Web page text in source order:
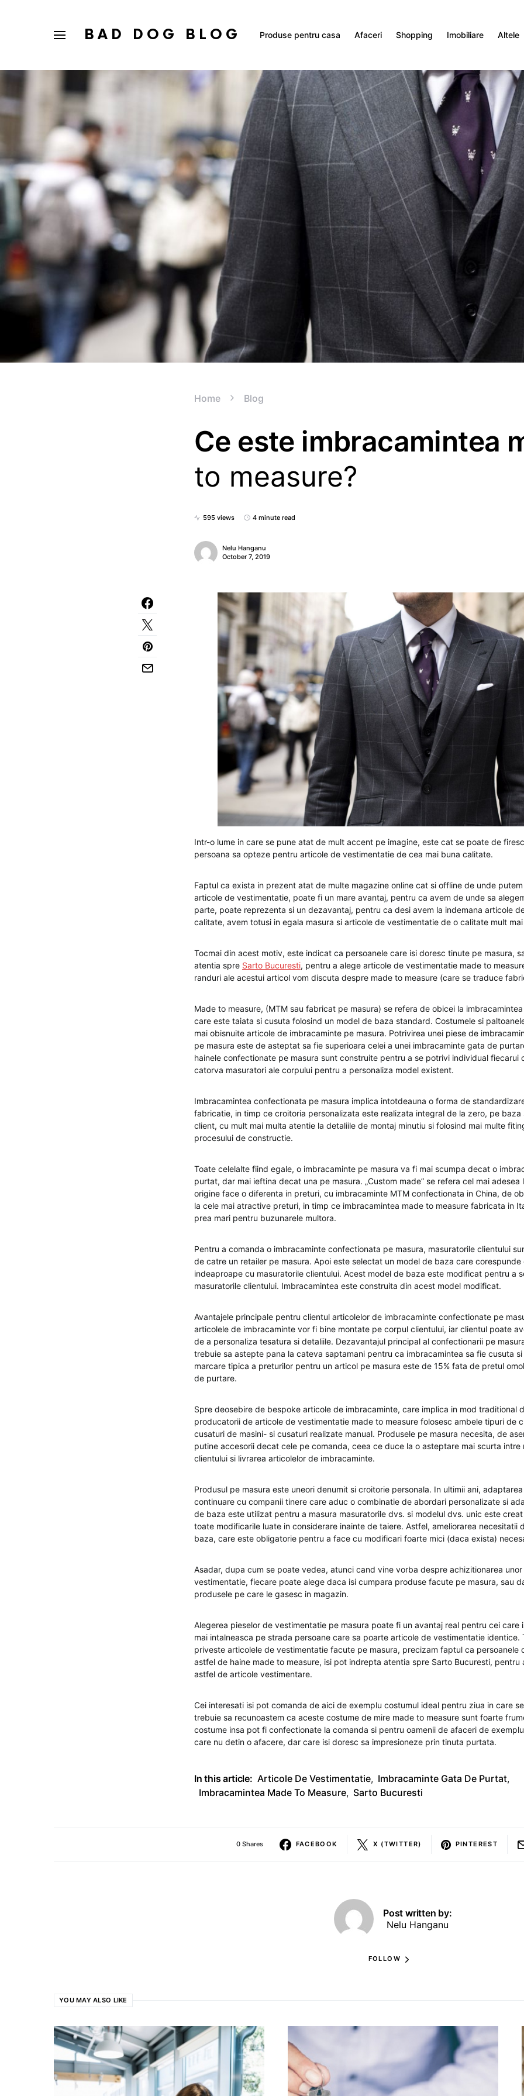
BAD DOG BLOG Produse pentru casa Afaceri Shopping Imobiliare Altele
Home Blog
Ce este imbracamintea
to measure?
595 views 4 minute read
Nelu Hanganu
October 7, 2019
Intr-o lume in care se pune atat de mult accent pe imagine, este cat se poate de
persoana sa opteze pentru articole de vestimentatie de cea mai buna calitate.
Faptul ca exista in prezent atat de multe magazine online cat si offline de unde
articole de vestimentatie, poate fi un mare avantaj, pentru ca avem de unde sa
parte, poate reprezenta si un dezavantaj, pentru ca desi avem la indemana articole
calitate, avem totusi in egala masura si articole de vestimentatie de o calitate mult
Tocmai din acest motiv, este indicat ca persoanele care isi doresc tinute pe masura,
atentia spre Sarto Bucuresti, pentru a alege articole de vestimentatie made to
randuri ale acestui articol vom discuta despre made to measure (care se traduce
Made to measure, (MTM sau fabricat pe masura) se refera de obicei la
care este taiata si cusuta folosind un model de baza standard. Costumele si
mai obisnuite articole de imbracaminte pe masura. Potrivirea unei piese de
pe masura este de asteptat sa fie superioara celei a unei imbracaminte gata de
hainele confectionate pe masura sunt construite pentru a se potrivi individual fiecarui
catorva masuratori ale corpului pentru a personaliza model existent.
Imbracamintea confectionata pe masura implica intotdeauna o forma de
fabricatie, in timp ce croitoria personalizata este realizata integral de la zero, pe baza
client, cu mult mai multa atentie la detaliile de montaj minutiu si folosind mai multe
procesului de constructie.
Toate celelalte fiind egale, o imbracaminte pe masura va fi mai scumpa decat o
purtat, dar mai ieftina decat una pe masura. „Custom made” se refera cel mai adesea
origine face o diferenta in preturi, cu imbracaminte MTM confectionata in China, de
la cele mai atractive preturi, in timp ce imbracamintea made to measure fabricata in
prea mari pentru buzunarele multora.
Pentru a comanda o imbracaminte confectionata pe masura, masuratorile clientului
de catre un retailer pe masura. Apoi este selectat un model de baza care corespunde
indeaproape cu masuratorile clientului. Acest model de baza este modificat pentru a
masuratorile clientului. Imbracamintea este construita din acest model modificat.
Avantajele principale pentru clientul articolelor de imbracaminte confectionate pe
articolele de imbracaminte vor fi bine montate pe corpul clientului, iar clientul poate
de a personaliza tesatura si detaliile. Dezavantajul principal al confectionarii pe
trebuie sa astepte pana la cateva saptamani pentru ca imbracamintea sa fie cusuta
marcare tipica a preturilor pentru un articol pe masura este de 15% fata de pretul
de purtare.
Spre deosebire de bespoke articole de imbracaminte, care implica in mod traditional
producatorii de articole de vestimentatie made to measure folosesc ambele tipuri de
cusaturi de masini- si cusaturi realizate manual. Produsele pe masura necesita, de
putine accesorii decat cele pe comanda, ceea ce duce la o asteptare mai scurta intre
clientului si livrarea articolelor de imbracaminte.
Produsul pe masura este uneori denumit si croitorie personala. In ultimii ani,
continuare cu companii tinere care aduc o combinatie de abordari personalizate si
de baza este utilizat pentru a masura masuratorile dvs. si modelul dvs. unic este
toate modificarile luate in considerare inainte de taiere. Astfel, ameliorarea necesitatii
baza, care este obligatorie pentru a face cu modificari foarte mici (daca exista)
Asadar, dupa cum se poate vedea, atunci cand vine vorba despre achizitionarea
vestimentatie, fiecare poate alege daca isi cumpara produse facute pe masura, sau
produsele pe care le gasesc in magazin.
Alegerea pieselor de vestimentatie pe masura poate fi un avantaj real pentru cei care
mai intalneasca pe strada persoane care sa poarte articole de vestimentatie identice.
priveste articolele de vestimentatie facute pe masura, precizam faptul ca persoanele
astfel de haine made to measure, isi pot indrepta atentia spre Sarto Bucuresti, pentru
astfel de articole vestimentare.
Cei interesati isi pot comanda de aici de exemplu costumul ideal pentru ziua in care
trebuie sa recunoastem ca aceste costume de mire made to measure sunt foarte
costume insa pot fi confectionate la comanda si pentru oamenii de afaceri de
care nu detin o afacere, dar care isi doresc sa impresioneze prin tinuta purtata.
In this article: Articole De Vestimentatie, Imbracaminte Gata De Purtat,
Imbracamintea Made To Measure, Sarto Bucuresti
0 Shares FACEBOOK X (TWITTER) PINTEREST
Post written by:
Nelu Hanganu
FOLLOW
YOU MAY ALSO LIKE